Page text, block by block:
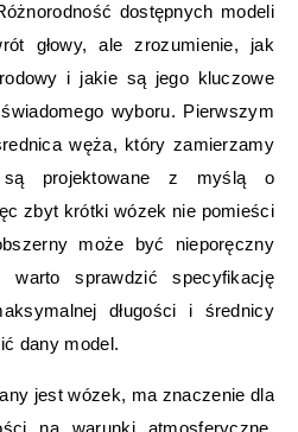
dostępnych modeli
głowy, ale zrozumienie, jak
i jakie są jego kluczowe
wyboru. Pierwszym
węża, który zamierzamy
są projektowane z myślą o
zbyt krótki wózek nie pomieści
może być nieporęczny
sprawdzić specyfikację
długości i średnicy
dany model.
jest wózek, ma znaczenie dla
na warunki atmosferyczne.